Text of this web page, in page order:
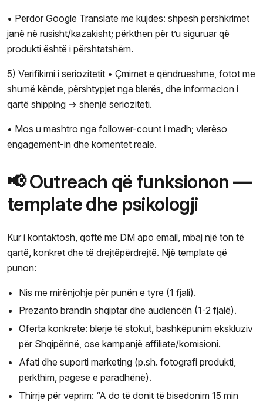
• Përdor Google Translate me kujdes: shpesh përshkrimet
janë në rusisht/kazakisht; përkthen për t’u siguruar që
produkti është i përshtatshëm.
5) Verifikimi i seriozitetit • Çmimet e qëndrueshme, fotot me
shumë kënde, përshtypjet nga blerës, dhe informacion i
qartë shipping → shenjë serioziteti.
• Mos u mashtro nga follower-count i madh; vlerëso
engagement-in dhe komentet reale.
📢 Outreach që funksionon —
template dhe psikologji
Kur i kontaktosh, qoftë me DM apo email, mbaj një ton të
qartë, konkret dhe të drejtëpërdrejtë. Një template që
punon:
Nis me mirënjohje për punën e tyre (1 fjali).
Prezanto brandin shqiptar dhe audiencën (1-2 fjalë).
Oferta konkrete: blerje të stokut, bashkëpunim ekskluziv
për Shqipërinë, ose kampanjë affiliate/komisioni.
Afati dhe suporti marketing (p.sh. fotografi produkti,
përkthim, pagesë e paradhënë).
Thirrje për veprim: “A do të donit të bisedonim 15 min